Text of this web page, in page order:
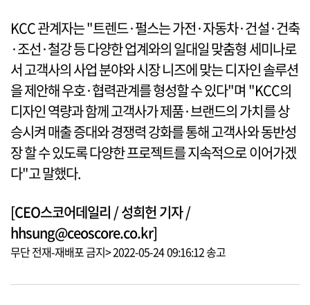
KCC 관계자는 "트렌드·펄스는 가전·자동차·건설·건축
·조선·철강 등 다양한 업계와의 일대일 맞춤형 세미나로
서 고객사의 사업 분야와 시장 니즈에 맞는 디자인 솔루션
을 제안해 우호·협력관계를 형성할 수 있다"며 "KCC의
디자인 역량과 함께 고객사가 제품·브랜드의 가치를 상
승시켜 매출 증대와 경쟁력 강화를 통해 고객사와 동반성
장 할 수 있도록 다양한 프로젝트를 지속적으로 이어가겠
다"고 말했다.
[CEO스코어데일리 / 성희헌 기자 /
hhsung@ceoscore.co.kr]
무단 전재-재배포 금지> 2022-05-24 09:16:12 송고